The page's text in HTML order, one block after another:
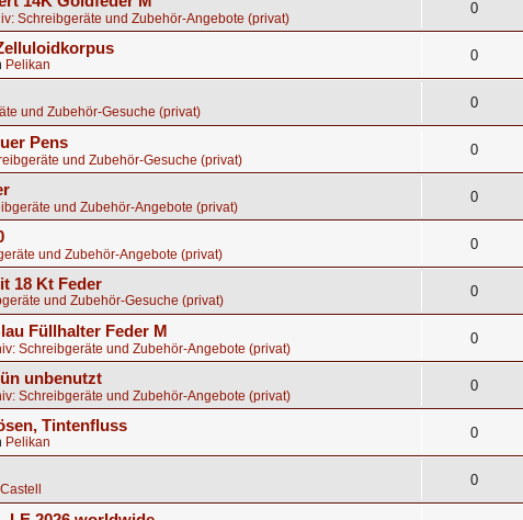
Schreibgeräte und Zubehör-Angebote (privat)
0
Pelikan
0
und Zubehör-Gesuche (privat)
0
Pens
und Zubehör-Gesuche (privat)
0
und Zubehör-Angebote (privat)
0
und Zubehör-Angebote (privat)
0
18 Kt Feder
und Zubehör-Gesuche (privat)
0
Füllhalter Feder M
Schreibgeräte und Zubehör-Angebote (privat)
0
unbenutzt
Schreibgeräte und Zubehör-Angebote (privat)
0
Tintenfluss
Pelikan
0
0